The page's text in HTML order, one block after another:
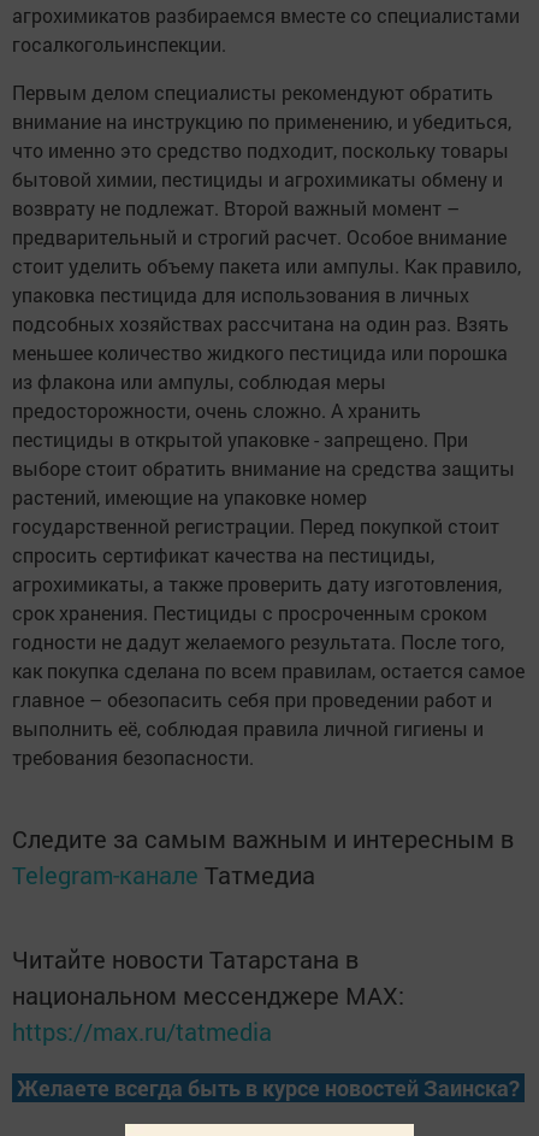
агрохимикатов разбираемся вместе со специалистами
госалкогольинспекции.
Первым делом специалисты рекомендуют обратить
внимание на инструкцию по применению, и убедиться,
что именно это средство подходит, поскольку товары
бытовой химии, пестициды и агрохимикаты обмену и
возврату не подлежат. Второй важный момент –
предварительный и строгий расчет. Особое внимание
стоит уделить объему пакета или ампулы. Как правило,
упаковка пестицида для использования в личных
подсобных хозяйствах рассчитана на один раз. Взять
меньшее количество жидкого пестицида или порошка
из флакона или ампулы, соблюдая меры
предосторожности, очень сложно. А хранить
пестициды в открытой упаковке - запрещено. При
выборе стоит обратить внимание на средства защиты
растений, имеющие на упаковке номер
государственной регистрации. Перед покупкой стоит
спросить сертификат качества на пестициды,
агрохимикаты, а также проверить дату изготовления,
срок хранения. Пестициды с просроченным сроком
годности не дадут желаемого результата. После того,
как покупка сделана по всем правилам, остается самое
главное – обезопасить себя при проведении работ и
выполнить её, соблюдая правила личной гигиены и
требования безопасности.
Следите за самым важным и интересным в
Telegram-канале Татмедиа
Читайте новости Татарстана в
национальном мессенджере MАХ:
https://max.ru/tatmedia
Желаете всегда быть в курсе новостей Заинска?